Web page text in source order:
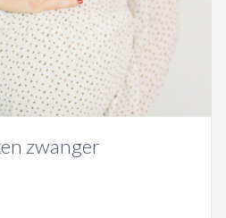
zwanger